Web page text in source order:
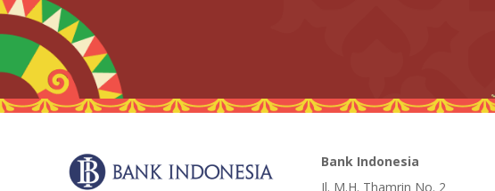
Bank Indonesia
Jl. M.H. Thamrin No. 2